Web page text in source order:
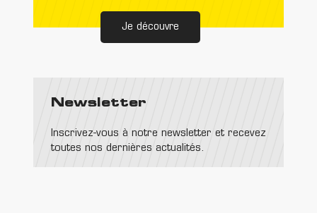
Je découvre
Newsletter
Inscrivez-vous à notre newsletter et recevez
toutes nos dernières actualités.